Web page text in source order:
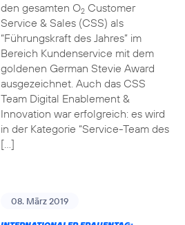
den gesamten O2Customer
Service & Sales (CSS) als
“Führungskraft des Jahres” im
Bereich Kundenservice mit dem
goldenen German Stevie Award
ausgezeichnet. Auch das CSS
Team Digital Enablement &
Innovation war erfolgreich: es wird
in der Kategorie “Service-Team des
[…]
08. März 2019